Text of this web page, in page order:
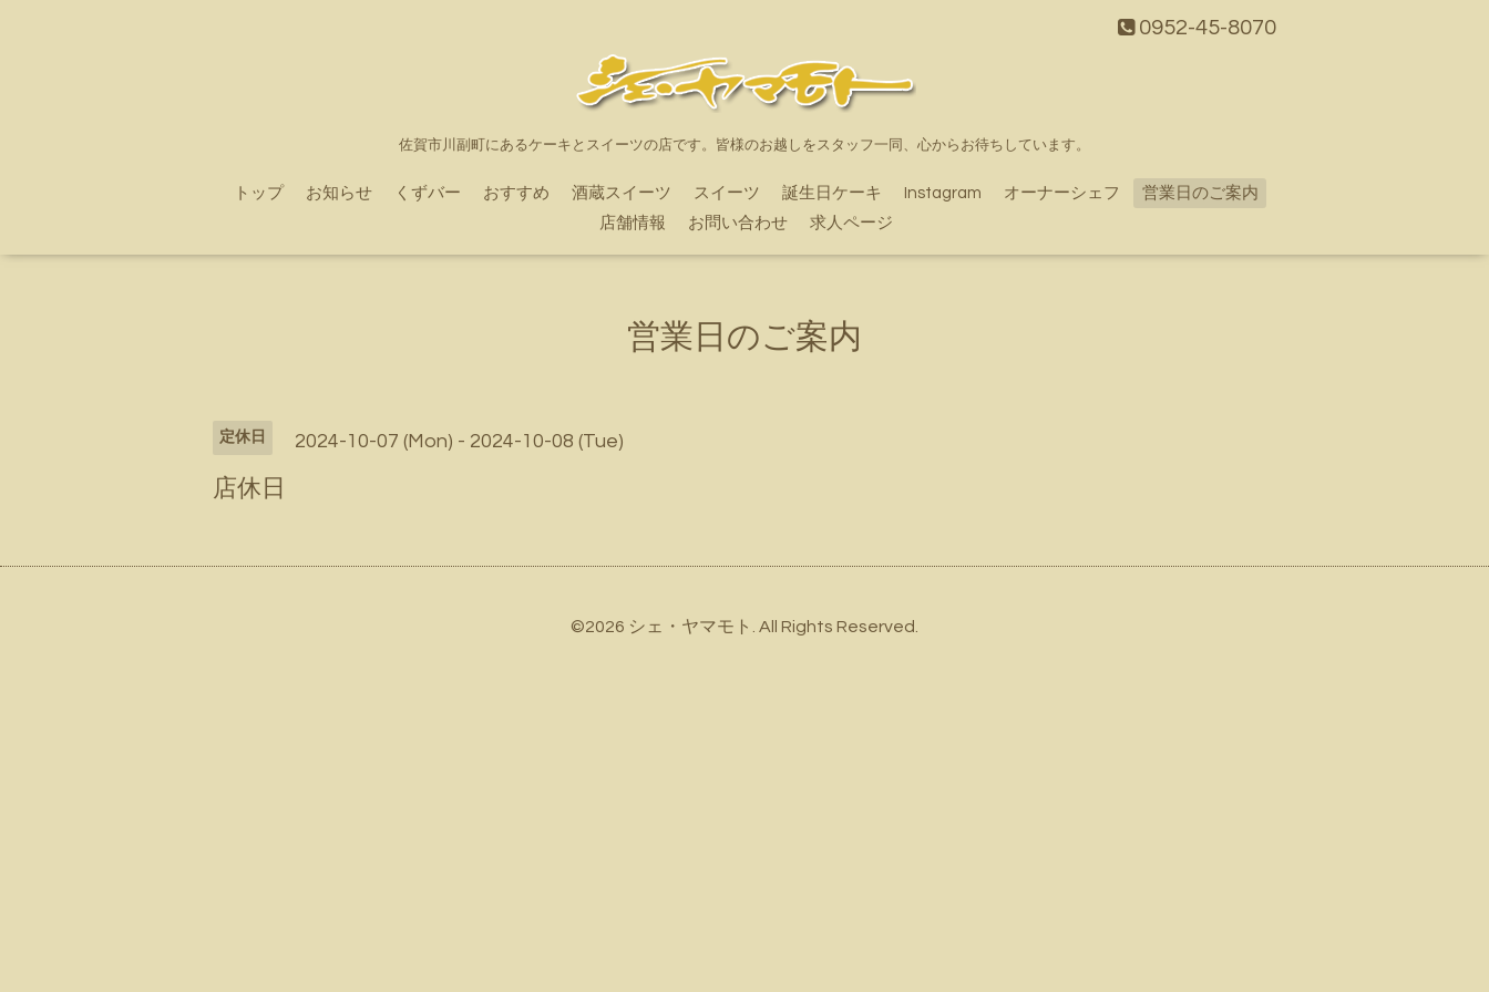
0952-45-8070
佐賀市川副町にあるケーキとスイーツの店です。皆様のお越しをスタッフ一同、心からお待ちしています。
トップ お知らせ くずバー おすすめ 酒蔵スイーツ スイーツ 誕生日ケーキ Instagram オーナーシェフ
営業日のご案内
店舗情報
お問い合わせ 求人ページ
営業日のご案内
定休日 2024-10-07 (Mon) - 2024-10-08 (Tue)
店休日
©2026 シェ・ヤマモト . All Rights Reserved.